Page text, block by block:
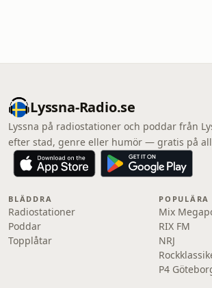
Lyssna-Radio.se
Lyssna på radiostationer och poddar från
efter stad, genre eller humör — gratis på
BLÄDDRA
Radiostationer
Poddar
Topplåtar
POPULÄRA
Mix
RIX FM
NRJ
P4